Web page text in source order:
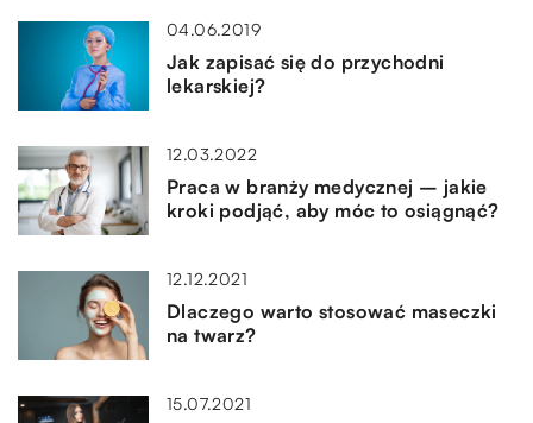
04.06.2019
Jak zapisać się do przychodni
lekarskiej?
12.03.2022
Praca w branży medycznej – jakie
kroki podjąć, aby móc to osiągnąć?
12.12.2021
Dlaczego warto stosować maseczki
na twarz?
15.07.2021